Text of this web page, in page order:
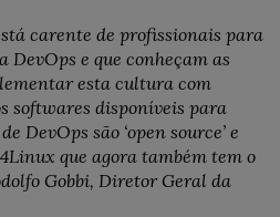
carente de profissionais para
e que conheçam as
esta cultura com
softwares disponíveis para
DevOps são ‘open source’ e
4Linux que agora também tem o
Gobbi, Diretor Geral da